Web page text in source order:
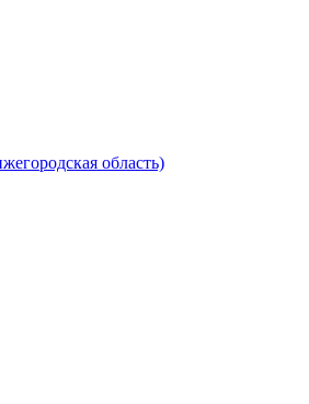
область)